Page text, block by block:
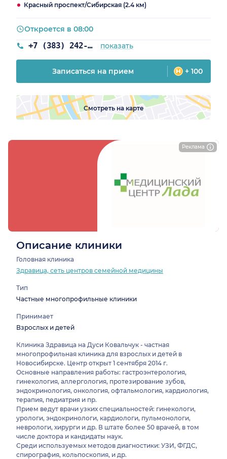
Реклама
Красный проспект/Сибирская (2.4 км)
+7 (383) 242-72-53 показать
Откроется в 08:00
Записаться на прием + 100
Смотреть на карте
Описание клиники
Головная клиника
Здравица, сеть центров семейной медицины
Тип
Частные многопрофильные клиники
Принимает
Взрослых и детей
Клиника Здравица на Дуси Ковальчук - частная
многопрофильная клиника для взрослых и детей в
Новосибирске. Центр открыт 1 сентября 2014 г.
Основные направления работы: гастроэнтерология,
гинекология, аллергология, протезирование зубов,
эндокринология, онкология, офтальмология, кардиология,
терапия, педиатрия и пр.
Прием ведут врачи узких специальностей: гинекологи,
урологи, эндокринологи, кардиологи, пульмонологи,
неврологи, хирурги и др. В штате более 50 врачей, в том
числе доктора и кандидаты наук.
Среди используемых методов диагностики: УЗИ, ФГДС,
спирография, кольпоскопия, и др.